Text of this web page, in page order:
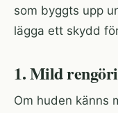
som byggts upp
lägga ett skydd
1. Mild
Om huden känns